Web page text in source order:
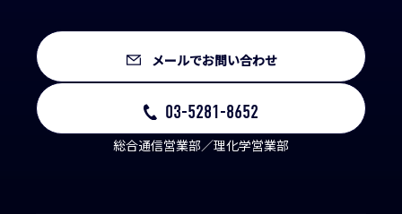
メールでお問い合わせ
03-5281-8652
総合通信営業部／理化学営業部